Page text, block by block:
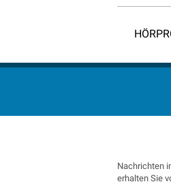
Nachrichten
erhalten Sie